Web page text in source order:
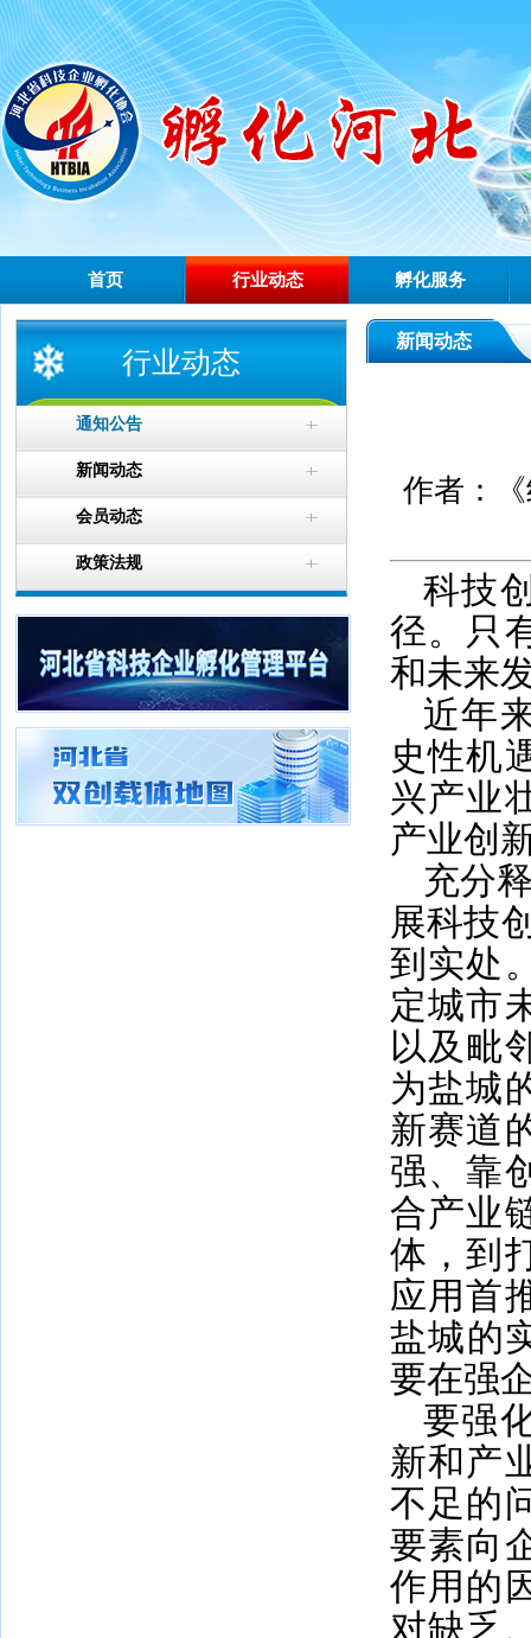
首页 行业动态 孵化服务
行业动态
通知公告
新闻动态
会员动态
政策法规
新闻动态
作者：
科技
径。只
和未来
近年
史性机
兴产业
产业创
充分
展科技
到实处
定城市
以及毗
为盐城
新赛道
强、靠
合产业
体，到
应用首
盐城的
要在强
要强
新和产
不足的
要素向
作用的
对缺乏